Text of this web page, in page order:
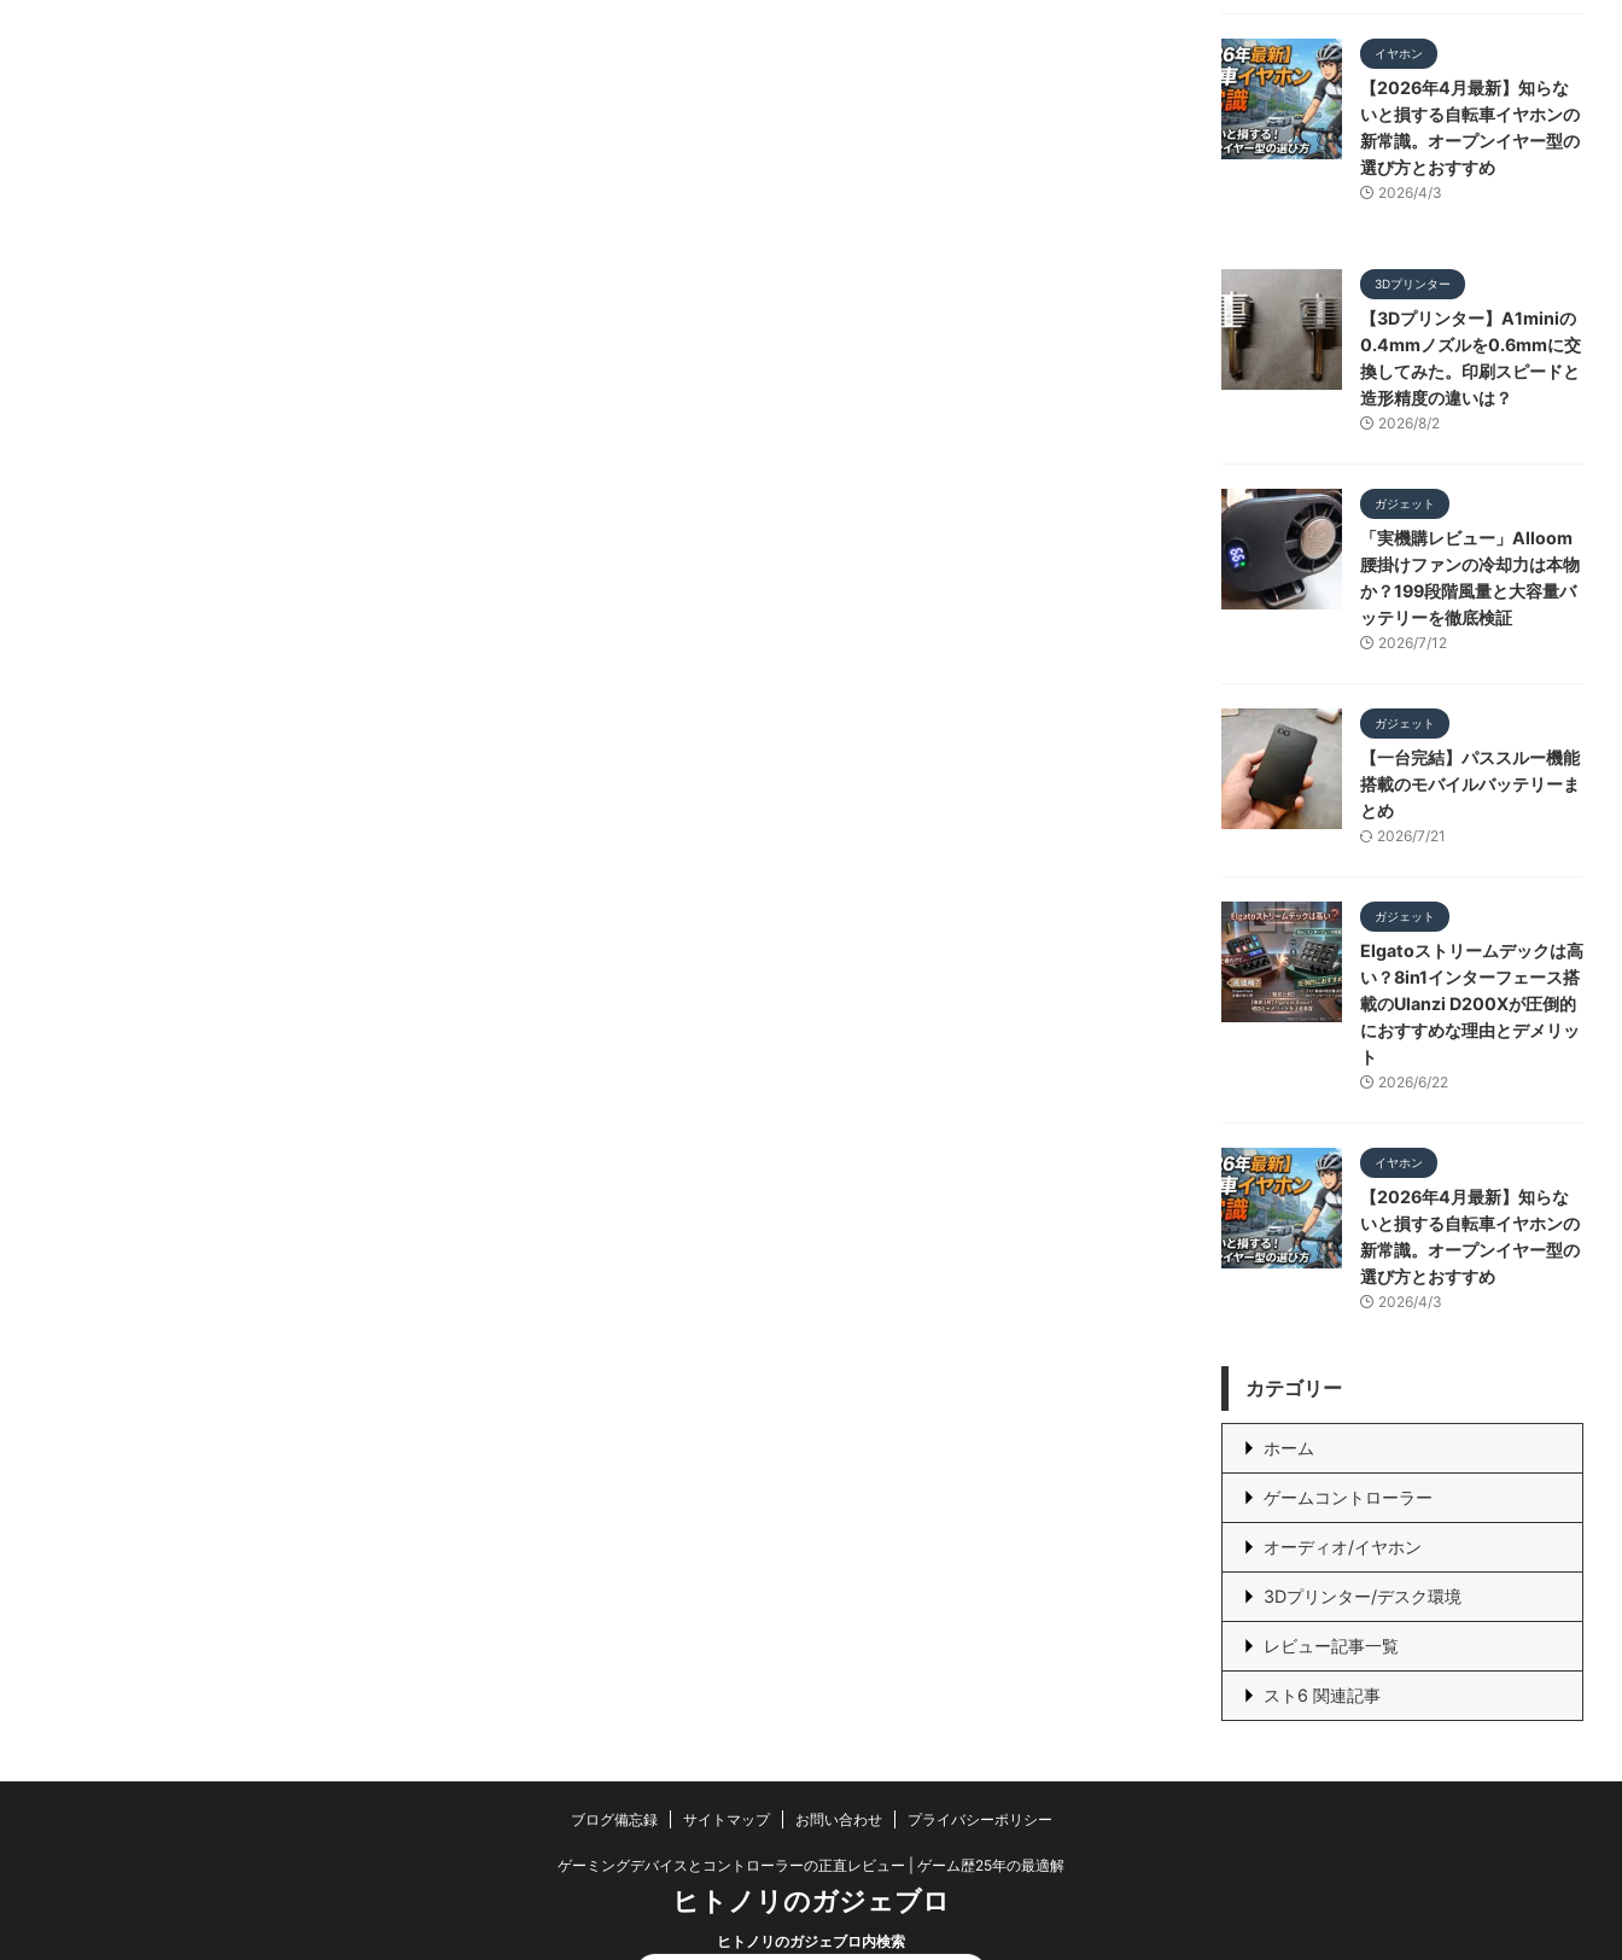
イヤホン
【2026年4月最新】知らな
いと損する自転車イヤホンの
新常識。オープンイヤー型の
選び方とおすすめ
2026/4/3
3Dプリンター
【3Dプリンター】A1miniの
0.4mmノズルを0.6mmに交
換してみた。印刷スピードと
造形精度の違いは？
2026/8/2
ガジェット
「実機購レビュー」Alloom
腰掛けファンの冷却力は本物
か？199段階風量と大容量バ
ッテリーを徹底検証
2026/7/12
ガジェット
【一台完結】パススルー機能
搭載のモバイルバッテリーま
とめ
2026/7/21
ガジェット
Elgatoストリームデックは高
い？8in1インターフェース搭
載のUlanzi D200Xが圧倒的
におすすめな理由とデメリッ
ト
2026/6/22
イヤホン
【2026年4月最新】知らな
いと損する自転車イヤホンの
新常識。オープンイヤー型の
選び方とおすすめ
2026/4/3
カテゴリー
ホーム
ゲームコントローラー
オーディオ/イヤホン
3Dプリンター/デスク環境
レビュー記事一覧
スト6 関連記事
ブログ備忘録 サイトマップ お問い合わせ プライバシーポリシー
ゲーミングデバイスとコントローラーの正直レビュー | ゲーム歴25年の最適解
ヒトノリのガジェブロ
ヒトノリのガジェブロ内検索